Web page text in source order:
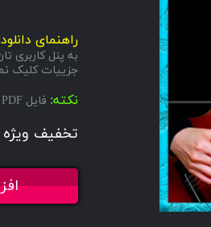
راهنمای
به پنل کاربری
جزییات کلیک
نکته: فایل PDF نت دارای 2 نسخه میباشد، یکی با تبلچر و دیگری بدون تبلچر.
تخفیف ویژه 90 درصدی: